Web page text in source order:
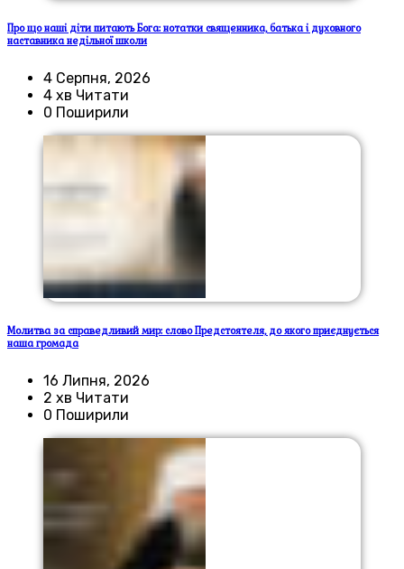
Про що наші діти питають Бога: нотатки священника, батька і духовного
наставника недільної школи
4 Серпня, 2026
4 хв Читати
0 Поширили
Молитва за справедливий мир: слово Предстоятеля, до якого приєднується
наша громада
16 Липня, 2026
2 хв Читати
0 Поширили